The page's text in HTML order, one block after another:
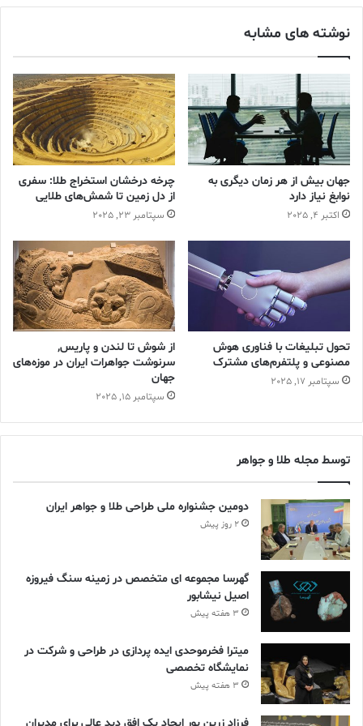
های طلا، نقره و برنز اهدا شد.
مدال المپیک آتن 1896
مدال المپیک پاریس 1900
سنت اهدای مدال های طلای جامد به قهرمانان عمر کوتاهی داشت و
نقره و طلایی با شش گرم طلا هستند.
نوشته های مشابه
جهان بیش از هر زمان دیگری به
نوابغ نیاز دارد
اکتبر 4, 2025
چرخه درخشان استخراج طلا: سفری
از دل زمین تا شمش‌های طلایی
سپتامبر 23, 2025
تحول تبلیغات با فناوری هوش
مصنوعی و پلتفرم‌های مشترک
سپتامبر 17, 2025
از شوش تا لندن و پاریس,
سرنوشت جواهرات ایران در موزه‌های
جهان
سپتامبر 15, 2025
توسط مجله طلا و جواهر
دومین جشنواره ملی طراحی طلا و جواهر ایران
2 روز پیش
گهرسا مجموعه ای متخصص در زمینه سنگ فیروزه
اصیل نیشابور
3 هفته پیش
میترا فخرموحدی ایده پردازی در طراحی و شرکت در
نمایشگاه تخصصی
3 هفته پیش